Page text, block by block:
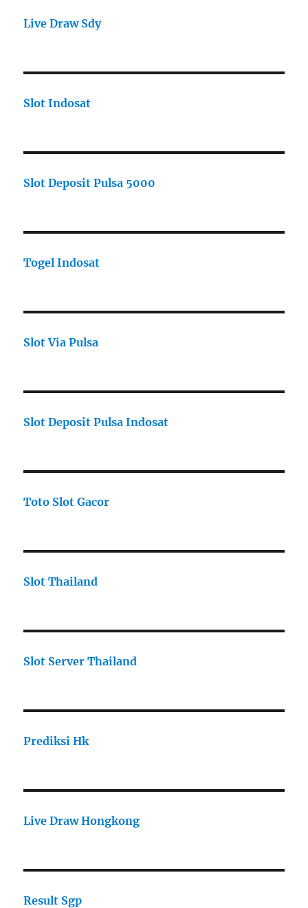
Live Draw Sdy
Slot Indosat
Slot Deposit Pulsa 5000
Togel Indosat
Slot Via Pulsa
Slot Deposit Pulsa Indosat
Toto Slot Gacor
Slot Thailand
Slot Server Thailand
Prediksi Hk
Live Draw Hongkong
Result Sgp